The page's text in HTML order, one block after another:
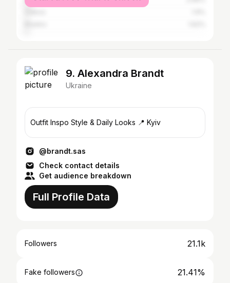
9. Alexandra Brandt
Ukraine
Outfit Inspo Style & Daily Looks 📍 Kyiv
@brandt.sas
Check contact details
Get audience breakdown
Full Profile Data
Followers 21.1k
Fake followers 21.41%